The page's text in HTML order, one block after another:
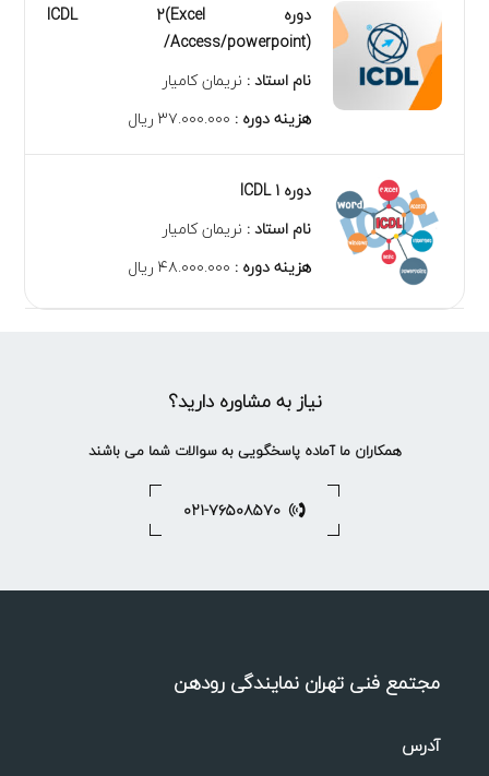
دوره ICDL 2(Excel
/Access/powerpoint)
نام استاد : نریمان کامیار
هزینه دوره :
دوره ICDL 1
نام استاد : نریمان کامیار
هزینه دوره :
نیاز به مشاوره دارید؟
همکاران ما آماده پاسخگویی به سوالات شما می باشند
مجتمع فنی تهران نمایندگی رودهن
آدرس